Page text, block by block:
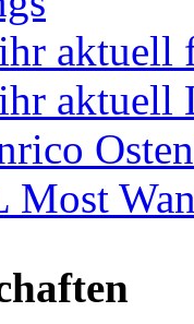
aktuell
aktuell
Most